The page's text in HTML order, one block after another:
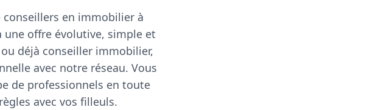
conseillers en immobilier à
offre évolutive, simple et
déjà conseiller immobilier,
avec notre réseau. Vous
de professionnels en toute
avec vos filleuls.